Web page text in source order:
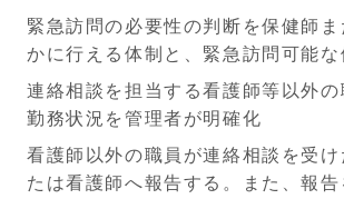
緊急訪問の必要性の判断を保健師
かに行える体制と、緊急訪問可能な
連絡相談を担当する看護師等以外の
勤務状況 を管理者が明確化
看護師以外の職員が連絡相談を受け
たは看護師へ報告する。また、報